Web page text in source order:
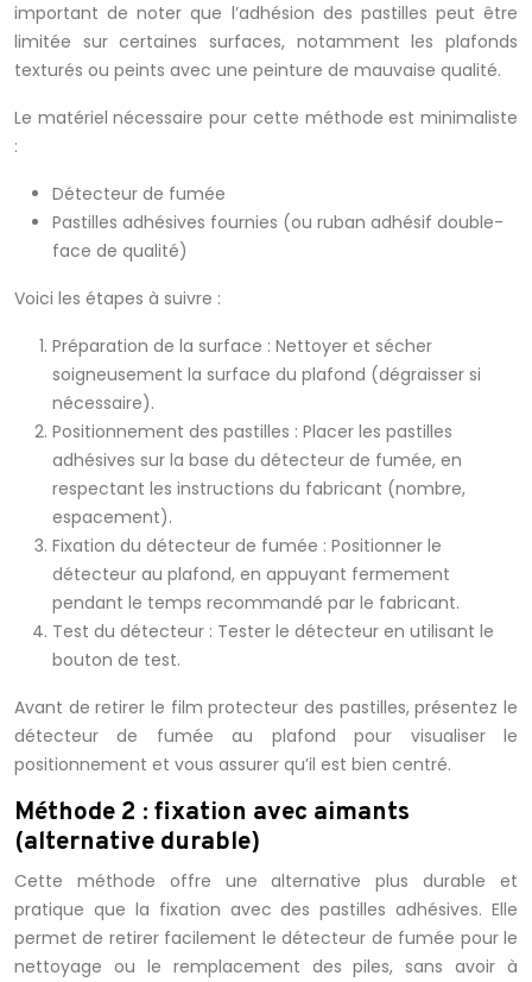
important de noter que l’adhésion des pastilles peut être
limitée sur certaines surfaces, notamment les plafonds
texturés ou peints avec une peinture de mauvaise qualité.
Le matériel nécessaire pour cette méthode est minimaliste
:
Détecteur de fumée
Pastilles adhésives fournies (ou ruban adhésif double-
face de qualité)
Voici les étapes à suivre :
Préparation de la surface : Nettoyer et sécher
soigneusement la surface du plafond (dégraisser si
nécessaire).
Positionnement des pastilles : Placer les pastilles
adhésives sur la base du détecteur de fumée, en
respectant les instructions du fabricant (nombre,
espacement).
Fixation du détecteur de fumée : Positionner le
détecteur au plafond, en appuyant fermement
pendant le temps recommandé par le fabricant.
Test du détecteur : Tester le détecteur en utilisant le
bouton de test.
Avant de retirer le film protecteur des pastilles, présentez le
détecteur de fumée au plafond pour visualiser le
positionnement et vous assurer qu’il est bien centré.
Méthode 2 : fixation avec aimants
(alternative durable)
Cette méthode offre une alternative plus durable et
pratique que la fixation avec des pastilles adhésives. Elle
permet de retirer facilement le détecteur de fumée pour le
nettoyage ou le remplacement des piles, sans avoir à